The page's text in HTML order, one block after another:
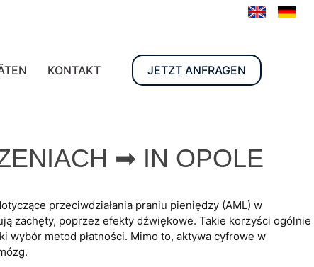
KONTAKT JETZT ANFRAGEN
➡ IN OPOLE
przeciwdziałania praniu pieniędzy (AML) w
zachęty, poprzez efekty dźwiękowe. Takie korzyści ogólnie
wybór metod płatności. Mimo to, aktywa cyfrowe w